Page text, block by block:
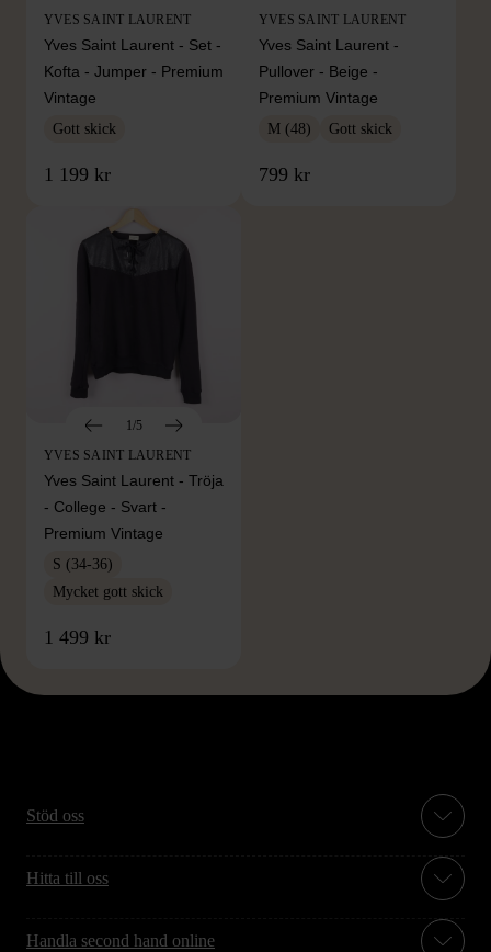
YVES SAINT LAURENT
Yves Saint Laurent - Set -
Kofta - Jumper - Premium
Vintage
Gott skick
1 199 kr
YVES SAINT LAURENT
Yves Saint Laurent -
Pullover - Beige -
Premium Vintage
M (48) Gott skick
799 kr
1/5
YVES SAINT LAURENT
Yves Saint Laurent - Tröja
- College - Svart -
Premium Vintage
S (34-36)
Mycket gott skick
1 499 kr
Stöd oss
Hitta till oss
Handla second hand online